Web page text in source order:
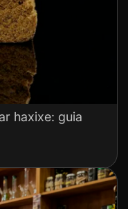
haxixe: guia